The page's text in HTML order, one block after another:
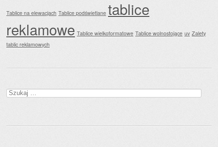
Tablice na elewacjach Tablice podświetlane tablice
reklamowe Tablice wielkoformatowe Tablice wolnostojące uv Zalety
tablic reklamowych
Szukaj: